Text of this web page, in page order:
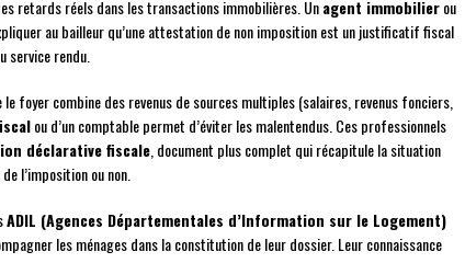
retards réels dans les transactions immobilières. Unagent immobilierou
au bailleur qu’une attestation de non imposition est un justificatif fiscal
rendu.
foyer combine des revenus de sources multiples (salaires, revenus fonciers,
ou d’un comptable permet d’éviter les malentendus. Ces professionnels
déclarative fiscale , document plus complet qui récapitule la situation
l’imposition ou non.
ADIL (Agences Départementales d’Information sur le Logement)
les ménages dans la constitution de leur dossier. Leur connaissance